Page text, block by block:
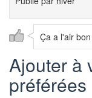
Ça a l'air
Ajouter à
préférées